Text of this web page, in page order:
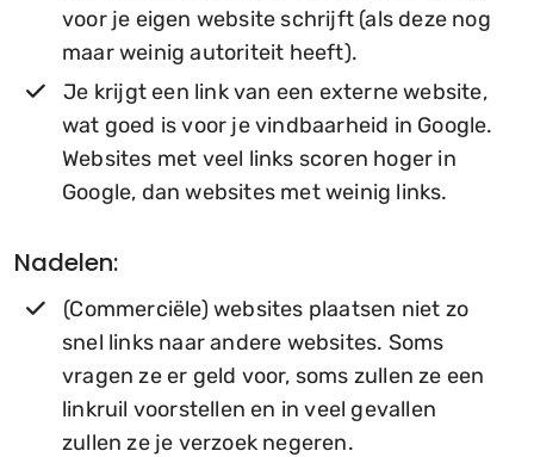
voor je eigen website schrijft (als deze nog
maar weinig autoriteit heeft).
Je krijgt een link van een externe website,
wat goed is voor je vindbaarheid in Google.
Websites met veel links scoren hoger in
Google, dan websites met weinig links.
Nadelen:
(Commerciële) websites plaatsen niet zo
snel links naar andere websites. Soms
vragen ze er geld voor, soms zullen ze een
linkruil voorstellen en in veel gevallen
zullen ze je verzoek negeren.